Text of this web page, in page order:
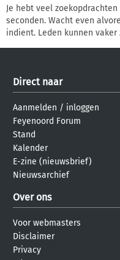
Je hebt veel
seconden. Wacht even
indient. Leden kunnen vaker
Direct naar
Aanmelden / inloggen
Feyenoord Forum
Stand
Kalender
E-zine (nieuwsbrief)
Nieuwsarchief
Over ons
Voor webmasters
Disclaimer
Privacy